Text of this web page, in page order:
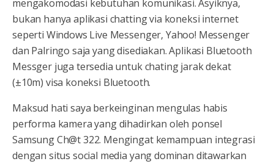
mengakomodasi kebutuhan komunikasi. Asyiknya,
bukan hanya aplikasi chatting via koneksi internet
seperti Windows Live Messenger, Yahoo! Messenger
dan Palringo saja yang disediakan. Aplikasi Bluetooth
Messger juga tersedia untuk chating jarak dekat
(±10m) visa koneksi Bluetooth.
Maksud hati saya berkeinginan mengulas habis
performa kamera yang dihadirkan oleh ponsel
Samsung Ch@t 322. Mengingat kemampuan integrasi
dengan situs social media yang dominan ditawarkan